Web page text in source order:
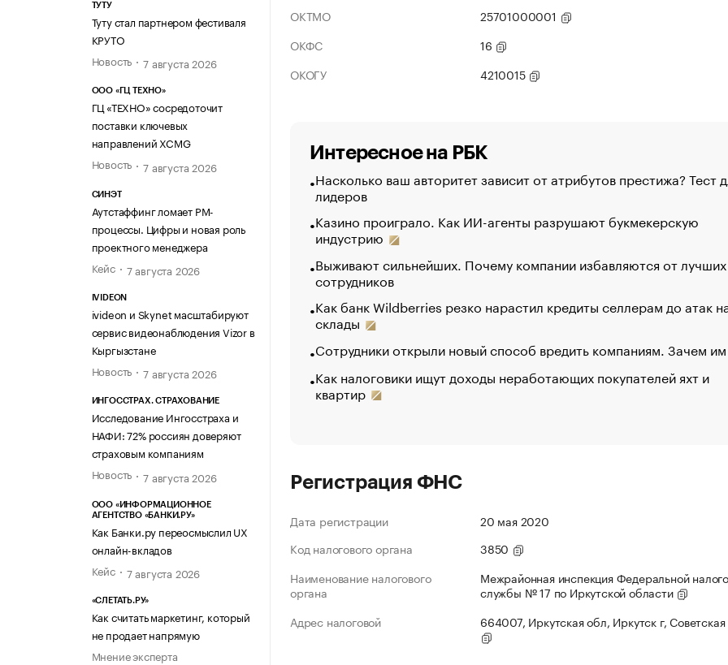
ТУТУ
Туту стал партнером фестиваля
КРУТО
Новость
7 августа 2026
ООО «ГЦ ТЕХНО»
ГЦ «ТЕХНО» сосредоточит
поставки ключевых
направлений XCMG
Новость
7 августа 2026
СИНЭТ
Аутстаффинг ломает PM-
процессы. Цифры и новая роль
проектного менеджера
Кейс
7 августа 2026
IVIDEON
ivideon и Skynet масштабируют
сервис видеонаблюдения Vizor в
Кыргызстане
Новость
7 августа 2026
ИНГОССТРАХ. СТРАХОВАНИЕ
Исследование Ингосстраха и
НАФИ: 72% россиян доверяют
страховым компаниям
Новость
7 августа 2026
ООО «ИНФОРМАЦИОННОЕ
АГЕНТСТВО «БАНКИ.РУ»
Как Банки.ру переосмыслил UX
онлайн-вкладов
Кейс
7 августа 2026
«СЛЕТАТЬ.РУ»
Как считать маркетинг, который
не продает напрямую
Мнение эксперта
ОКТМО
25701000001
ОКФС
16
ОКОГУ
4210015
Интересное на РБК
Насколько ваш авторитет зависит от атрибутов престижа? Тест
лидеров
Казино проиграло. Как ИИ-агенты разрушают букмекерскую
индустрию
Выживают сильнейших. Почему компании избавляются от лучших
сотрудников
Как банк Wildberries резко нарастил кредиты селлерам до атак
склады
Сотрудники открыли новый способ вредить компаниям. Зачем
Как налоговики ищут доходы неработающих покупателей яхт и
квартир
Регистрация ФНС
Дата регистрации
20 мая 2020
Код налогового органа
3850
Наименование налогового
органа
Межрайонная инспекция Федеральной
службы № 17 по Иркутской области
Адрес налоговой
664007, Иркутская обл, Иркутск г,